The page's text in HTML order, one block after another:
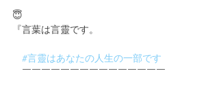
😇
『言葉は言靈です。
#言靈はあなたの人生の一部です
￣￣￣￣￣￣￣￣￣￣￣￣￣￣￣